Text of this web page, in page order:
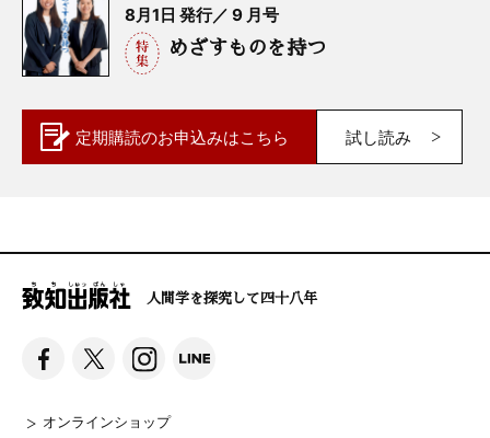
8月1日 発行／ 9 月号
めざすものを持つ
定期購読のお申込みはこちら 試し読み
人間学を探究して四十八年
オンラインショップ